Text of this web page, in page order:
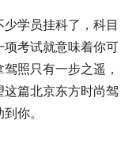
学员挂科了， 科目
项考试就意味着你可
驾照只有一步之遥，
这篇北京东方时尚驾
你。